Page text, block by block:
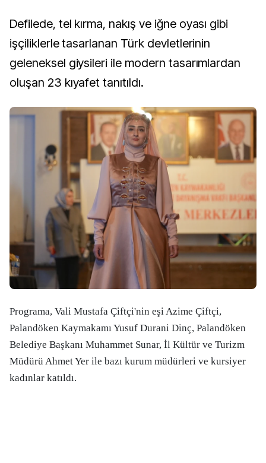
Defilede, tel kırma, nakış ve iğne oyası gibi
işçiliklerle tasarlanan Türk devletlerinin
geleneksel giysileri ile modern tasarımlardan
oluşan 23 kıyafet tanıtıldı.
Programa, Vali Mustafa Çiftçi'nin eşi Azime Çiftçi,
Palandöken Kaymakamı Yusuf Durani Dinç, Palandöken
Belediye Başkanı Muhammet Sunar, İl Kültür ve Turizm
Müdürü Ahmet Yer ile bazı kurum müdürleri ve kursiyer
kadınlar katıldı.